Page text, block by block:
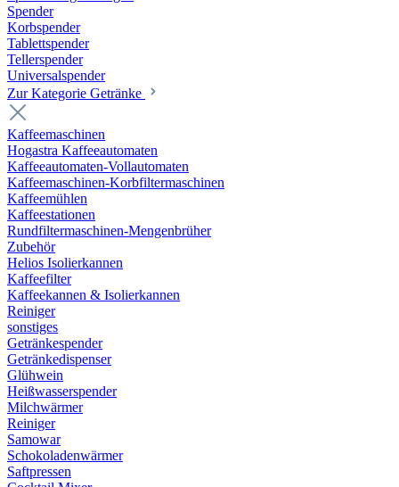
Spender
Korbspender
Tablettspender
Tellerspender
Universalspender
Zur Kategorie Getränke
Kaffeemaschinen
Hogastra Kaffeeautomaten
Kaffeeautomaten-Vollautomaten
Kaffeemaschinen-Korbfiltermaschinen
Kaffeemühlen
Kaffeestationen
Rundfiltermaschinen-Mengenbrüher
Zubehör
Helios Isolierkannen
Kaffeefilter
Kaffeekannen & Isolierkannen
Reiniger
sonstiges
Getränkespender
Getränkedispenser
Glühwein
Heißwasserspender
Milchwärmer
Reiniger
Samowar
Schokoladenwärmer
Saftpressen